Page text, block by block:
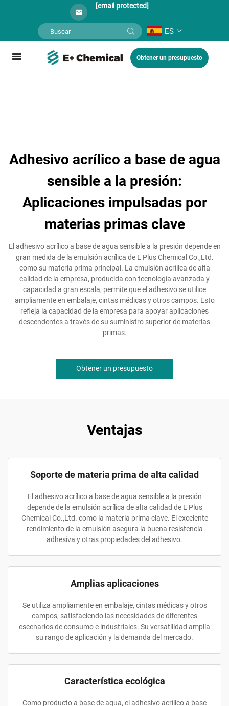
[email protected]
ES
Obtener un presupuesto
Adhesivo acrílico a base de agua
sensible a la presión:
Aplicaciones impulsadas por
materias primas clave
El adhesivo acrílico a base de agua sensible a la presión depende en
gran medida de la emulsión acrílica de E Plus Chemical Co.,Ltd.
como su materia prima principal. La emulsión acrílica de alta
calidad de la empresa, producida con tecnología avanzada y
capacidad a gran escala, permite que el adhesivo se utilice
ampliamente en embalaje, cintas médicas y otros campos. Esto
refleja la capacidad de la empresa para apoyar aplicaciones
descendentes a través de su suministro superior de materias
primas.
Obtener un presupuesto
Ventajas
Soporte de materia prima de alta calidad
El adhesivo acrílico a base de agua sensible a la presión
depende de la emulsión acrílica de alta calidad de E Plus
Chemical Co.,Ltd. como la materia prima clave. El excelente
rendimiento de la emulsión asegura la buena resistencia
adhesiva y otras propiedades del adhesivo.
Amplias aplicaciones
Se utiliza ampliamente en embalaje, cintas médicas y otros
campos, satisfaciendo las necesidades de diferentes
escenarios de consumo e industriales. Su versatilidad amplía
su rango de aplicación y la demanda del mercado.
Característica ecológica
Como producto a base de agua, el adhesivo acrílico a base